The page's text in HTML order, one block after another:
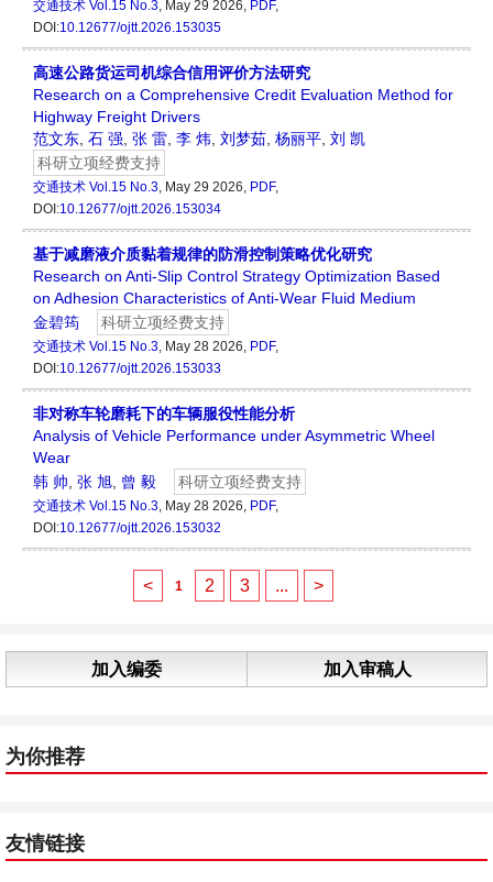
交通技术 Vol.15 No.3, May 29 2026, PDF,
DOI:10.12677/ojtt.2026.153035
高速公路货运司机综合信用评价方法研究
Research on a Comprehensive Credit Evaluation Method for
Highway Freight Drivers
范文东, 石 强, 张 雷, 李 炜, 刘梦茹, 杨丽平, 刘 凯
科研立项经费支持
交通技术 Vol.15 No.3, May 29 2026, PDF,
DOI:10.12677/ojtt.2026.153034
基于减磨液介质黏着规律的防滑控制策略优化研究
Research on Anti-Slip Control Strategy Optimization Based
on Adhesion Characteristics of Anti-Wear Fluid Medium
金碧筠
科研立项经费支持
交通技术 Vol.15 No.3, May 28 2026, PDF,
DOI:10.12677/ojtt.2026.153033
非对称车轮磨耗下的车辆服役性能分析
Analysis of Vehicle Performance under Asymmetric Wheel
Wear
韩 帅, 张 旭, 曾 毅 科研立项经费支持
交通技术 Vol.15 No.3, May 28 2026, PDF,
DOI:10.12677/ojtt.2026.153032
< 1 2 3 ... >
加入编委 加入审稿人
为你推荐
友情链接